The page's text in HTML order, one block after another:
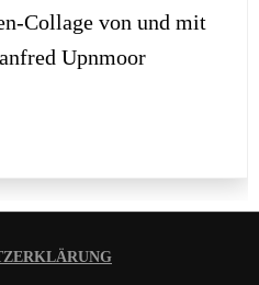
Collage von und mit
Upnmoor